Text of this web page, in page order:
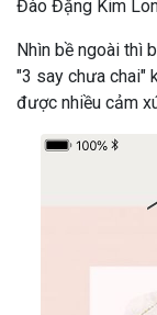
Đào Đặng Kim
Nhìn bề ngoài thì
"3 say chưa chai"
được nhiều cảm